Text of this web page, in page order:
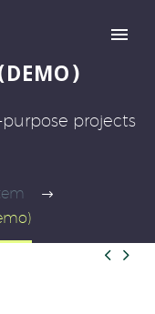
projects
 